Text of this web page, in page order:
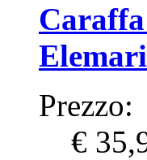
Prezzo:
€